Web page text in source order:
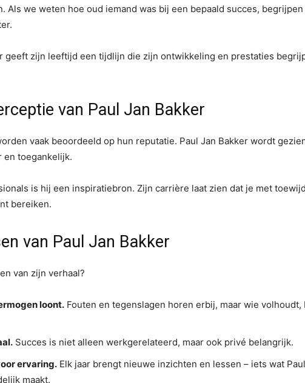
Als we weten hoe oud iemand was bij een bepaald succes,
geeft zijn leeftijd een tijdlijn die zijn ontwikkeling en prestaties
van Paul Jan Bakker
vaak beoordeeld op hun reputatie. Paul Jan Bakker wordt
en toegankelijk.
is hij een inspiratiebron. Zijn carrière laat zien dat je met
bereiken.
van Paul Jan Bakker
van zijn verhaal?
loont. Fouten en tegenslagen horen erbij, maar wie volhoudt,
Succes is niet alleen werkgerelateerd, maar ook privé belangrijk.
ervaring. Elk jaar brengt nieuwe inzichten en lessen – iets wat
maakt.